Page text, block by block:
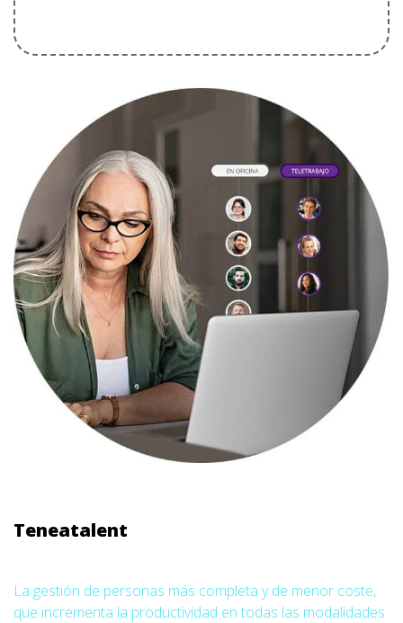
Teneatalent
La gestión de personas más completa y de menor coste,
que incrementa la productividad en todas las modalidades